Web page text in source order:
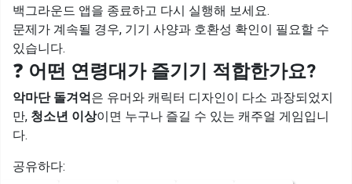
백그라운드 앱을 종료하고 다시 실행해 보세요.
문제가 계속될 경우, 기기 사양과 호환성 확인이 필요할 수
있습니다.
❓ 어떤 연령대가 즐기기 적합한가요?
악마단 돌겨억은 유머와 캐릭터 디자인이 다소 과장되었지
만, 청소년 이상이면 누구나 즐길 수 있는 캐주얼 게임입니
다.
공유하다: